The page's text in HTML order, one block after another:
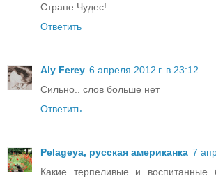
Стране Чудес!
Ответить
Aly Ferey 6 апреля 2012 г. в 23:12
Сильно.. слов больше нет
Ответить
Pelageya, русская американка 7
Какие терпеливые и